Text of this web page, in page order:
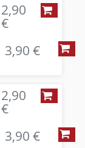
2,90
€
3,90 €
2,90
€
3,90 €